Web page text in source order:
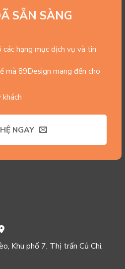
SẴN SÀNG
các hạng mục dịch vụ và tin
mà 89Design mang đến cho
NGAY
Khu phố 7, Thị trấn Củ Chi,